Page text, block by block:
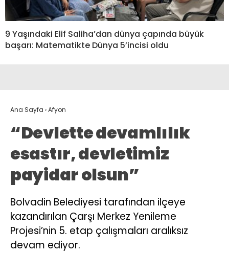
9 Yaşındaki Elif Saliha’dan dünya çapında büyük
başarı: Matematikte Dünya 5’incisi oldu
Ana Sayfa ›Afyon
“Devlette devamlılık
esastır, devletimiz
payidar olsun”
Bolvadin Belediyesi tarafından ilçeye
kazandırılan Çarşı Merkez Yenileme
Projesi’nin 5. etap çalışmaları aralıksız
devam ediyor.